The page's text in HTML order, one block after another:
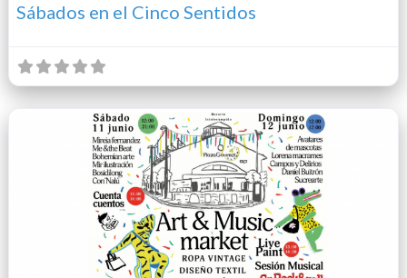
Sábados en el Cinco Sentidos